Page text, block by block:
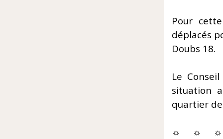
Pour
déplacés
Doubs 18.
Le
situation
quartier
☼ ☼